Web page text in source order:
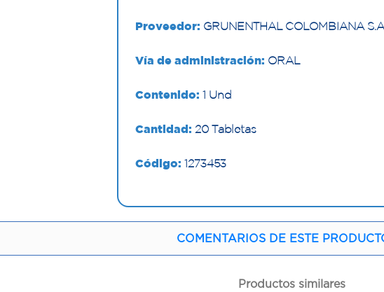
Proveedor: GRUNENTHAL COLOMBIANA
Vía de administración: ORAL
Contenido: 1 Und
Cantidad: 20 Tabletas
Código: 1273453
COMENTARIOS DE ESTE
Productos similares